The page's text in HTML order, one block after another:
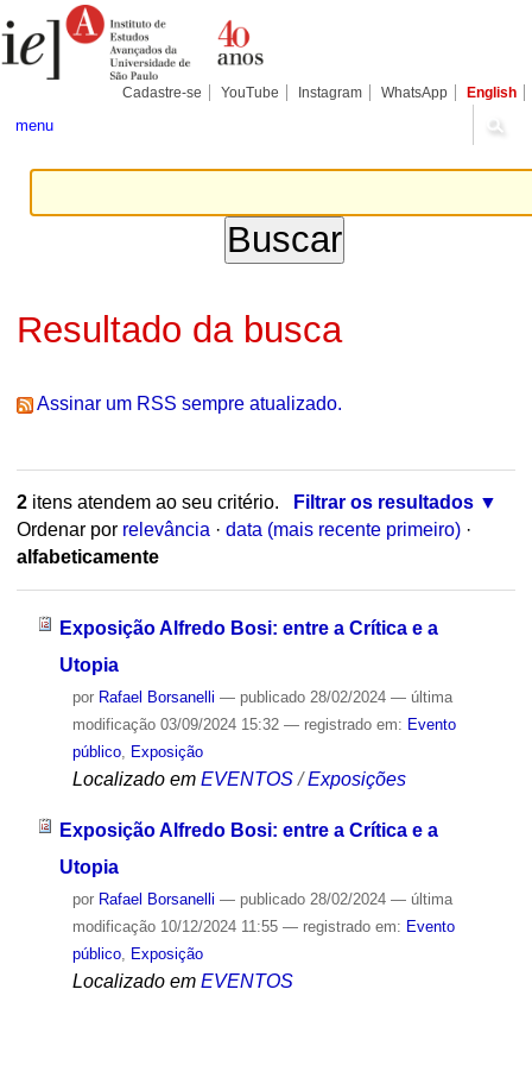
para
conteúdo.
Pessoais
Cadastre-se YouTube Instagram WhatsApp English
menu
Resultado da busca
Assinar um RSS sempre atualizado.
2itens atendem ao seu critério.
Filtrar os resultados
Ordenar por relevância · data (mais recente primeiro) ·
alfabeticamente
Exposição Alfredo Bosi: entre a Crítica e a
Utopia
por Rafael Borsanelli — publicado28/02/2024 — última
modificação03/09/2024 15:32 — registrado em: Evento
público, Exposição
Localizado em EVENTOS /Exposições
Exposição Alfredo Bosi: entre a Crítica e a
Utopia
por Rafael Borsanelli — publicado28/02/2024 — última
modificação10/12/2024 11:55 — registrado em: Evento
público, Exposição
Localizado em EVENTOS